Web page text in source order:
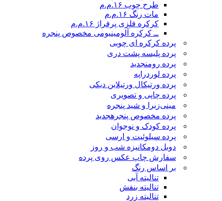
طرح چوب ۱۶.م.م
مات رنگ ۱۶.م.م
کرکره فلزی پرفراژ ۱۶.م.م
ــ کرکره آلومینیومی مخصوص پنجره
پرده کرکره ای چوبی
پرده پلیسه پشت دری
پرده رومنجدید
پرده لوردراپه
پرده ورتیکال ورتیلاین دیکی
پرده چاپی و تصویری
مینی‌زبرا و شید پنجره
پرده مخصوص پنجرهجدید
پرده کودک و نوجوان
پرده سیلوئیت و ارسی
دوبل دومکانیزه شب و روز
سفارش چاپ عکس روی پرده
بر اساس رنگ
تنالیته آبی
تنالیته بنفش
تنالیته زرد